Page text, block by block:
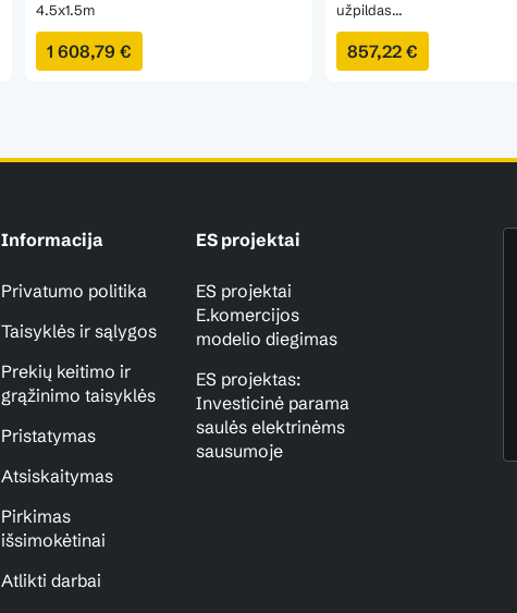
4.5x1.5m
1 608,79 €
užpildas...
857,22 €
Informacija
Privatumo politika
Taisyklės ir sąlygos
Prekių keitimo ir
grąžinimo taisyklės
Pristatymas
Atsiskaitymas
Pirkimas
išsimokėtinai
Atlikti darbai
ES projektai
ES projektai
E.komercijos
modelio diegimas
ES projektas:
Investicinė parama
saulės elektrinėms
sausumoje